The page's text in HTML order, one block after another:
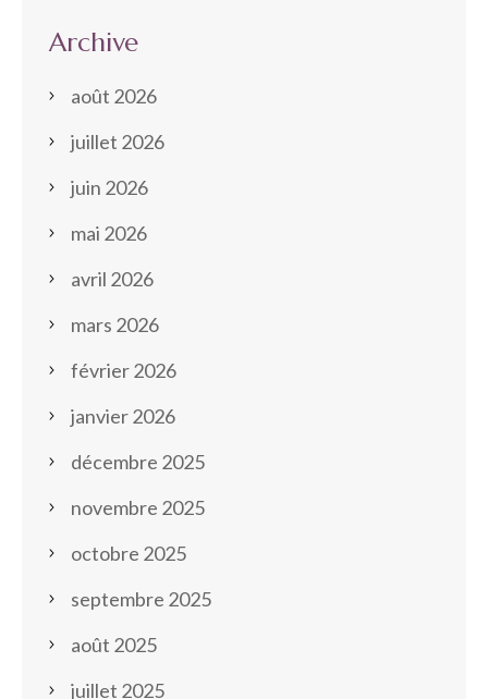
Archive
août 2026
juillet 2026
juin 2026
mai 2026
avril 2026
mars 2026
février 2026
janvier 2026
décembre 2025
novembre 2025
octobre 2025
septembre 2025
août 2025
juillet 2025